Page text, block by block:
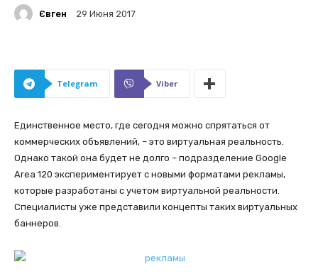
Євген 29 Июня 2017
Telegram Viber
Единственное место, где сегодня можно спрятаться от
коммерческих объявлений, – это виртуальная реальность.
Однако такой она будет не долго – подразделение Google
Area 120 экспериментирует с новыми форматами рекламы,
которые разработаны с учетом виртуальной реальности.
Специалисты уже представили концепты таких виртуальных
баннеров.